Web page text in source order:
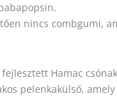
nincs combgumi,
Hamac
pelenkakülső,